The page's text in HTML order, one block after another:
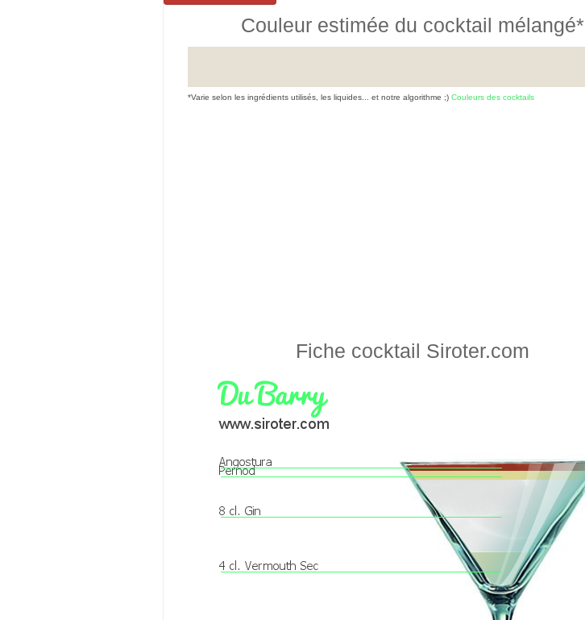
Couleur estimée du cocktail mélangé*
*Varie selon les ingrédients utilisés, les liquides... et notre algorithme ;) Couleurs des cocktails
Fiche cocktail Siroter.com